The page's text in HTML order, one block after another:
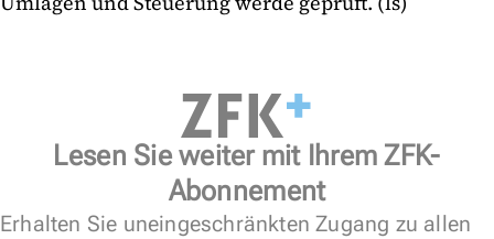
Lesen Sie weiter mit Ihrem ZFK-
Abonnement
Erhalten Sie uneingeschränkten Zugang zu allen